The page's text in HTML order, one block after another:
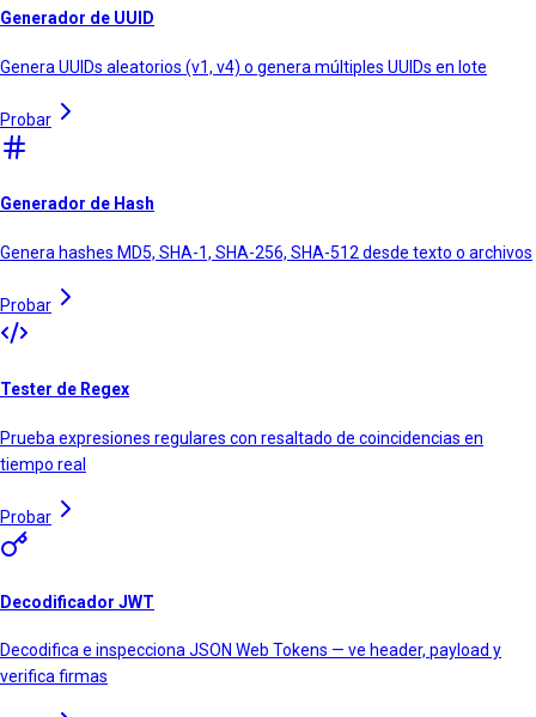
Generador de UUID
Genera UUIDs aleatorios (v1, v4) o genera múltiples UUIDs en lote
Probar
Generador de Hash
Genera hashes MD5, SHA-1, SHA-256, SHA-512 desde texto o archivos
Probar
Tester de Regex
Prueba expresiones regulares con resaltado de coincidencias en
tiempo real
Probar
Decodificador JWT
Decodifica e inspecciona JSON Web Tokens — ve header, payload y
verifica firmas